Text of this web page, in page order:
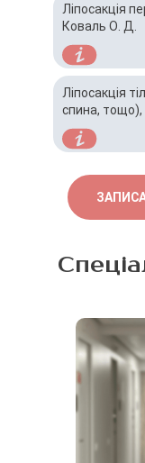
Ліпосакція
Коваль О. Д.
Ліпосакція
спина, тощо),